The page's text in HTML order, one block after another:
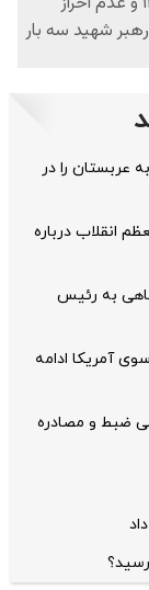
عربستان را در
انقلاب درباره
به رئیس‌
آمریکا ادامه
ضبط و مصادره